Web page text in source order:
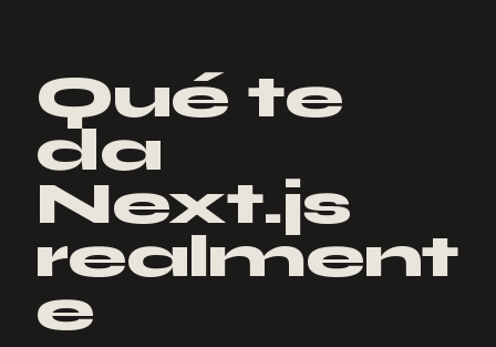
Qué te
da
Next.js
realment
e